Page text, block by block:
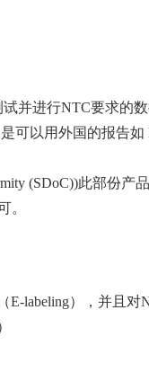
并进行NTC要求的
可以用外国的报告
(SDoC))此部份
。
labeling），并且